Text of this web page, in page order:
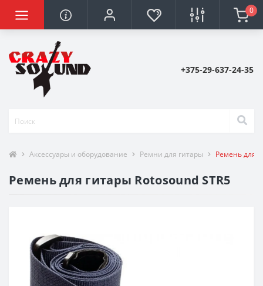
0
+375-29-637-24-35
Аксессуары и оборудование Ремни для гитары Ремень для
Ремень для гитары Rotosound STR5